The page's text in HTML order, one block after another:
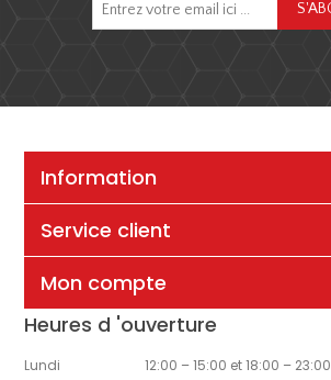
Information
Service client
Mon compte
Heures d 'ouverture
Lundi
12:00 – 15:00 et 18:00 – 23:00